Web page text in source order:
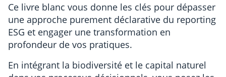
Ce livre blanc vous donne les clés pour dépasser
une approche purement déclarative du reporting
ESG et engager une transformation en
profondeur de vos pratiques.
En intégrant la biodiversité et le capital naturel